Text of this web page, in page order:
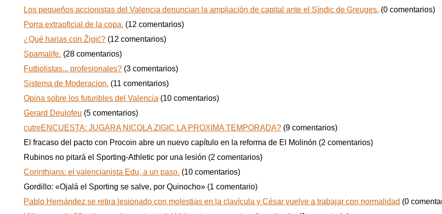
Los pequeños accionistas del Valencia denuncian la ampliación de capital ante el Síndic de Greuges. (0 comentarios)
Porra extraoficial de la copa. (12 comentarios)
¿Qué harias con Žigić? (12 comentarios)
Spamalife. (28 comentarios)
Futbolistas... profesionales? (3 comentarios)
Sistema de Moderacion. (11 comentarios)
Opina sobre los futuribles del Valencia (10 comentarios)
Gerard Deulofeu (5 comentarios)
cutreENCUESTA: JUGARA NICOLA ZIGIC LA PROXIMA TEMPORADA? (9 comentarios)
El fracaso del pacto con Procoin abre un nuevo capítulo en la reforma de El Molinón (2 comentarios)
Rubinos no pitará el Sporting-Athletic por una lesión (2 comentarios)
Corinthians: el valencianista Edu, a un paso. (10 comentarios)
Gordillo: «Ojalá el Sporting se salve, por Quinocho» (1 comentario)
Pablo Hernández se retira lesionado con molestias en la clavícula y César vuelve a trabajar con normalidad (0